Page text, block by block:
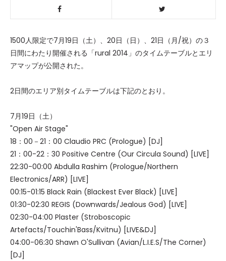
1500人限定で7月19日（土）、20日（日）、21日（月/祝）の３
日間にわたり開催される「rural 2014」のタイムテーブルとエリ
アマップが公開された。
2日間のエリア別タイムテーブルは下記のとおり。
7月19日（土）
"Open Air Stage"
18：00－21：00 Claudio PRC (Prologue) [DJ]
21：00-22：30 Positive Centre (Our Circula Sound) [LIVE]
22:30-00:00 Abdulla Rashim (Prologue/Northern
Electronics/ARR) [LIVE]
00:15-01:15 Black Rain (Blackest Ever Black) [LIVE]
01:30-02:30 REGIS (Downwards/Jealous God) [LIVE]
02:30-04:00 Plaster (Stroboscopic
Artefacts/Touchin'Bass/Kvitnu) [LIVE&DJ]
04:00-06:30 Shawn O'Sullivan (Avian/L.I.E.S/The Corner)
[DJ]